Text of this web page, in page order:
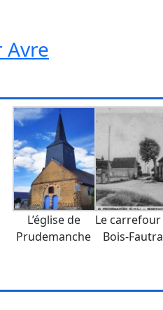
Avre
L’église de
Prudemanche
Le carrefour
Bois-